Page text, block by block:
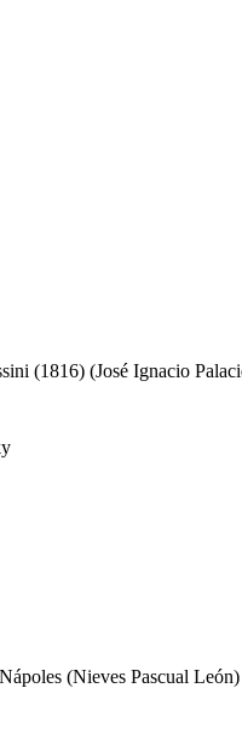
(1816) (José Ignacio
(Nieves Pascual León)